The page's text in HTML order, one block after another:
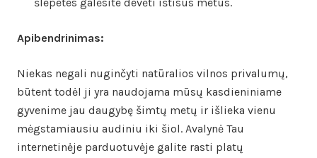
Apibendrinimas:
Niekas negali nuginčyti natūralios vilnos privalumų,
būtent todėl ji yra naudojama mūsų kasdieniniame
gyvenime jau daugybę šimtų metų ir išlieka vienu
mėgstamiausiu audiniu iki šiol. Avalynė Tau
internetinėje parduotuvėje galite rasti platų